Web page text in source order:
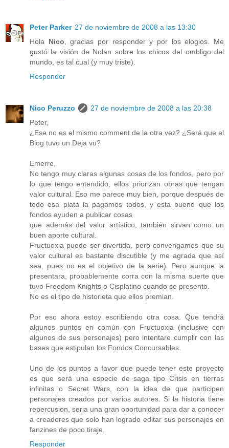
Peter Parker 27 de noviembre de 2008 a las 13:30
Hola Nico , gracias por responder y por los elogios. Me
gustó la visión de Nolan sobre los chicos del ombligo del
mundo, es tal cual (y muy triste).
Responder
Nico Peruzzo
27 de noviembre de 2008 a las 20:38
Peter,
¿Ese no es el mismo comment de la otra vez? ¿Será que el
Blog tuvo un Deja vu?
Emerre,
No tengo muy claras algunas cosas de los fondos, pero por
lo que tengo entendido, ellos priorizan obras que tengan
valor cultural. Eso me parece muy bien, porque después de
todo esa plata la pagamos todos, y esta bueno que los
fondos ayuden a publicar cosas
que además del valor artístico, también sirvan como un
buen aporte cultural.
Fructuoxia puede ser divertida, pero convengamos que su
valor cultural es bastante discutible (y me agrada que así
sea, pues no es el objetivo de la serie). Pero aunque la
presentara, probablemente corra con la misma suerte que
tuvo Freedom Knights o Cisplatino cuando se presento.
No es el tipo de historieta que ellos premian.
Por eso ahora estoy escribiendo otra cosa. Que tendrá
algunos puntos en común con Fructuoxia (inclusive con
algunos de sus personajes) pero intentare cumplir con las
bases que estipulan los Fondos Concursables.
Uno de los puntos a favor que puede tener este proyecto
es que será una especie de saga tipo Crisis en tierras
infinitas o Secret Wars, con la idea de que participen
personajes creados por varios autores. Si la historia tiene
repercusion, seria una gran oportunidad para dar a conocer
a creadores que solo han logrado editar sus personajes en
fanzines de poco tiraje.
Responder